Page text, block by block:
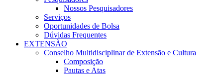
Nossos Pesquisadores
Serviços
Oportunidades de Bolsa
Dúvidas Frequentes
EXTENSÃO
Conselho Multidisciplinar de Extensão e Cultura
Composição
Pautas e Atas